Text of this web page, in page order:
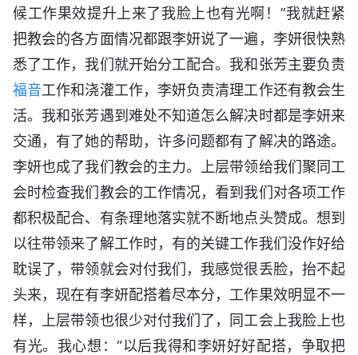
候工作果效提升上来了我脸上也有光啊！”我就赶紧
把教会的各方面情况都跟李妍说了一遍，李妍很快熟
悉了工作，我们就开始分工配合。我和张芳主要负责
福音工作和浇灌工作，李妍负责清理工作还有教会生
活。我和张芳遇到难处不知道怎么解决时都是李妍来
交通，有了她的帮助，许多问题都有了解决的路途。
李妍也成了我们教会的主力。上层带领给我们聚同工
会时检查我们教会的工作情况，看到我们对各项工作
都积极配合、有条理地落实就不断地点头赞成。想到
以往带领来了解工作时，有的关键工作我们没作好给
耽误了，带领就会对付我们，我感觉很丢脸，抬不起
头来，现在有李妍配搭着尽本分，工作果效明显不一
样，上层带领也很少对付我们了，同工会上我脸上也
有光。我心想：“以后我得和李妍好好配搭，争取把